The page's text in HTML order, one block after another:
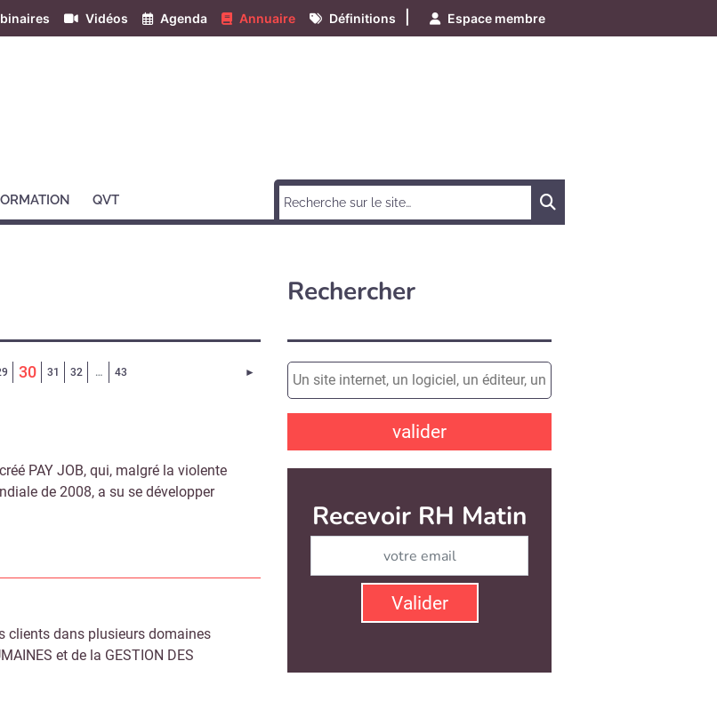
Vidéos Agenda Annuaire Définitions Espace membre
QVT
30(Page courante)
31 32 … 43 ► Page suivante
PAY JOB, qui, malgré la violente
de 2008, a su se développer
clients dans plusieurs domaines
et de la GESTION DES
Rechercher
valider
Recevoir RH Matin
Valider